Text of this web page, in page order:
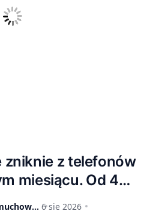
zniknie z telefonów
miesiącu. Od 4
go Gemini
Jakub Dmuchowski 6 sie 2026